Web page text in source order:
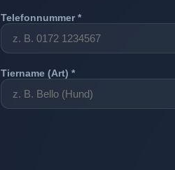
Telefonnummer *
Tiername (Art) *